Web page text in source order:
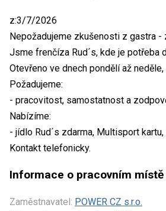
z:3/7/2026
Nepožadujeme zkušenosti z gastra -
Jsme frenčíza Rud´s, kde je potřeba
Otevřeno ve dnech pondělí až
Požadujeme:
- pracovitost, samostatnost a
Nabízíme:
- jídlo Rud´s zdarma, Multisport
Kontakt telefonicky.
Informace o pracovním místě
Zaměstnavatel: POWER CZ s.r.o.